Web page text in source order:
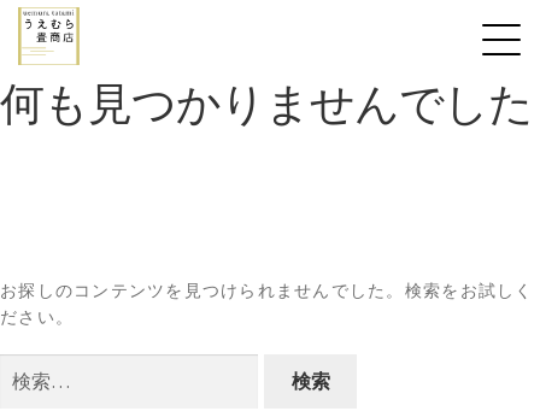
何も見つかりませんでした
お探しのコンテンツを見つけられませんでした。検索をお試しく
ださい。
索: